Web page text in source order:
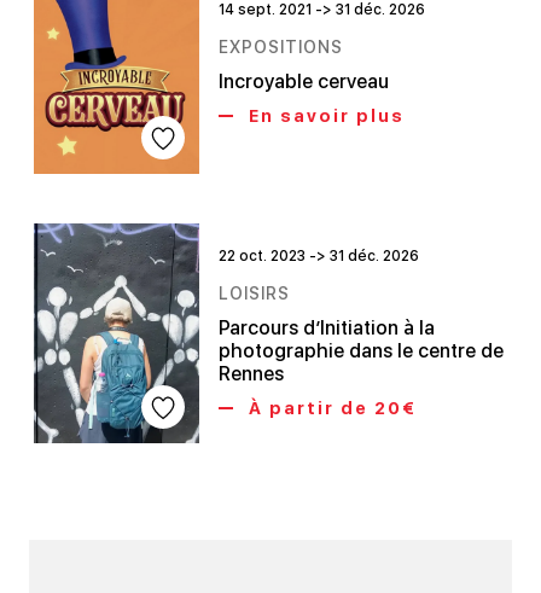
14 sept. 2021 -> 31 déc. 2026
EXPOSITIONS
Incroyable cerveau
En savoir plus
22 oct. 2023 -> 31 déc. 2026
LOISIRS
Parcours d’Initiation à la
photographie dans le centre de
Rennes
À partir de 20€